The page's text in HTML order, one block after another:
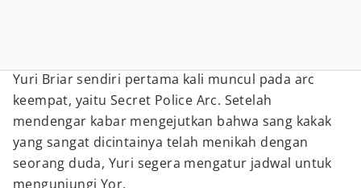
Yuri Briar sendiri pertama kali muncul pada arc
keempat, yaitu Secret Police Arc. Setelah
mendengar kabar mengejutkan bahwa sang kakak
yang sangat dicintainya telah menikah dengan
seorang duda, Yuri segera mengatur jadwal untuk
mengunjungi Yor.